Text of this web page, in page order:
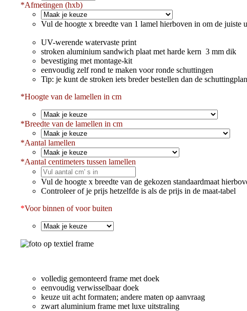
*Afmetingen (hxb)
Vul de hoogte x breedte van 1 lamel hierboven in om de juiste
UV-werende watervaste print
stroken aluminium sandwich plaat met harde kern 3 mm dik
bevestiging met montage-kit
eenvoudig zelf rond te maken voor ronde schuttingen
Tip: je kunt de stroken iets breder bestellen dan de
*Hoogte van de lamellen in cm
*Breedte van de lamellen in cm
*Aantal lamellen
*Aantal centimeters tussen lamellen
Vul de hoogte x breedte van de gekozen standaardmaat
Controleer of je prijs hetzelfde is als de prijs in de maat-tabel
*Voor binnen of voor buiten
volledig gemonteerd frame met doek
eenvoudig verwisselbaar doek
keuze uit acht formaten; andere maten op aanvraag
zwart aluminium frame met luxe uitstraling